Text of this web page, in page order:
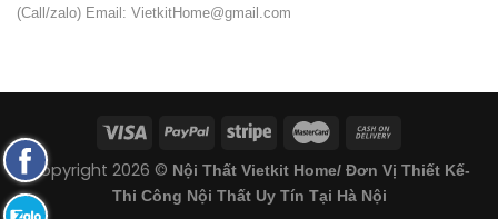
(Call/zalo) Email: VietkitHome@gmail.com
Copyright 2026 © Nội Thất Vietkit Home/ Đơn Vị Thiết Kế-
Thi Công Nội Thất Uy Tín Tại Hà Nội
Fanpage
Facebook